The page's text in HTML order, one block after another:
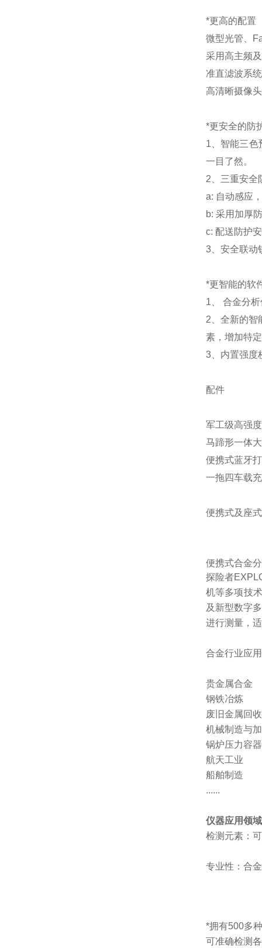
*更高的配置
微型光管、
采用高主频
准直滤波系
高清晰摄像
*更安全的防
1、智能三色
一目了然。
2、三重安全
a: 自动感应
b: 采用加厚
c: 配送防护
3、安全联动
*更智能的软
1、 合金分
2、全新的智
素，增加特
3、内置强度
配件
军工级高强
马蹄形一体
便携式蓝牙
一拖四车载
便携式及座
便携式合金
探险者
机等多项技
及新型数字
进行测量，
合金行业应用
贵金属合金
钢铁冶炼
废旧金属回收
机械制造与
锅炉压力容器
航天工业
船舶制造
......
仪器应用领
检测元素：
专业性：合
*拥有500多
可准确检测